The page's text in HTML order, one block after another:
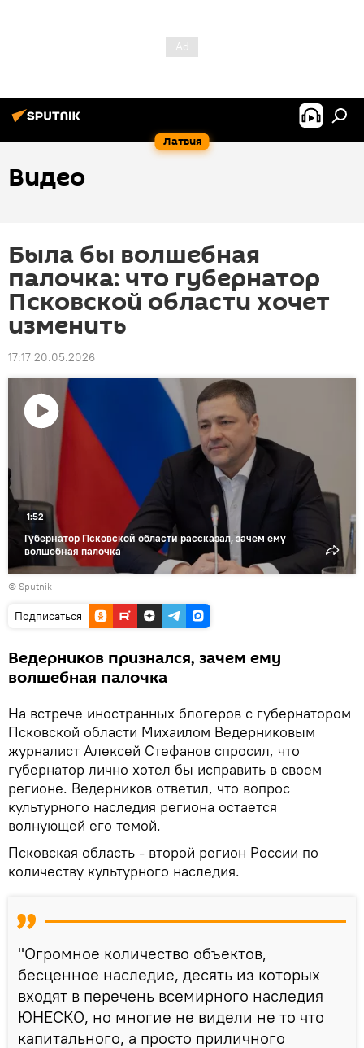
Латвия
Видео
Была бы волшебная
палочка: что губернатор
Псковской области хочет
изменить
17:17 20.05.2026
Воспроизвести
Губернатор Псковской области рассказал, зачем ему
волшебная палочка
1:52
© Sputnik
Подписаться
Ведерников признался, зачем ему
волшебная палочка
На встрече иностранных блогеров с губернатором
Псковской области Михаилом Ведерниковым
журналист Алексей Стефанов спросил, что
губернатор лично хотел бы исправить в своем
регионе. Ведерников ответил, что вопрос
культурного наследия региона остается
волнующей его темой.
Псковская область - второй регион России по
количеству культурного наследия.
"Огромное количество объектов,
бесценное наследие, десять из которых
входят в перечень всемирного наследия
ЮНЕСКО, но многие не видели не то что
капитального, а просто приличного